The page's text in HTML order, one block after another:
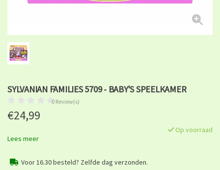
SYLVANIAN FAMILIES 5709 - BABY'S SPEELKAMER
0 Review(s)
€24,99
Op voorraad
Lees meer
Voor 16.30 besteld? Zelfde dag verzonden.